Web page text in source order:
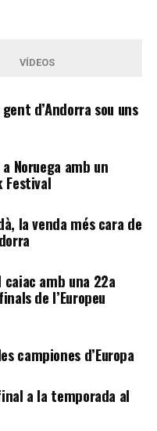
VÍDEOS
d’Andorra sou uns
Noruega amb un
Festival
la venda més cara de
amb una 22a
de l’Europeu
campiones d’Europa
a la temporada al